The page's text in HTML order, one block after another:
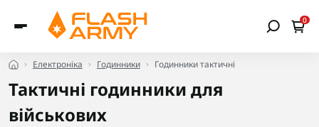
0
Електроніка Годинники Годинники тактичні
Тактичні годинники для
військових